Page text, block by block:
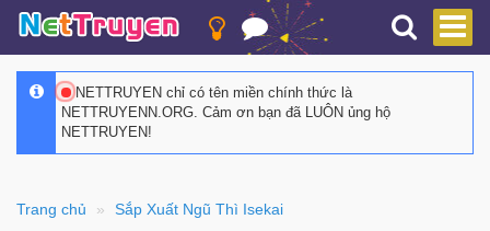
NETTRUYEN chỉ có tên miền chính thức là
NETTRUYENN.ORG. Cảm ơn bạn đã LUÔN ủng hộ
NETTRUYEN!
Trang chủ Sắp Xuất Ngũ Thì Isekai